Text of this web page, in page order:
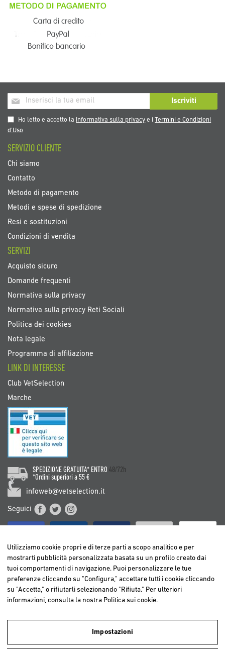
Iscriviti
alla
nostra
Newsletter:
Iscriviti
Ho letto e accetto la Informativa sulla privacy e i
Termini e Condizioni
d’Uso
SERVIZIO CLIENTE
Chi siamo
Contatto
Metodo di pagamento
Metodi e spese di spedizione
Resi e sostituzioni
Condizioni di vendita
SERVIZI
Acquisto sicuro
Domande frequenti
Normativa sulla privacy
Normativa sulla privacy Reti Sociali
Politica dei cookies
Nota legale
Programma di affiliazione
LINK DI INTERESSE
Club VetSelection
Marche
SPEDIZIONE GRATUITA* ENTRO 48/72h
*Ordini superiori a 55 €
infoweb@vetselection.it
Seguici
BELGIË / BELGIQUE
DEUTSCHLAND
ESPAÑA
ITALIA
Utilizziamo cookie propri e di terze parti a scopo analitico e per
mostrarti pubblicità personalizzata basata su un profilo creato dai
tuoi comportamenti di navigazione. Puoi personalizzare le tue
preferenze cliccando su "Configura," accettare tutti i cookie cliccando
su "Accetta," o rifiutarli selezionando "Rifiuta." Per ulteriori
informazioni, consulta la nostra Politica sui cookie.
Impostazioni